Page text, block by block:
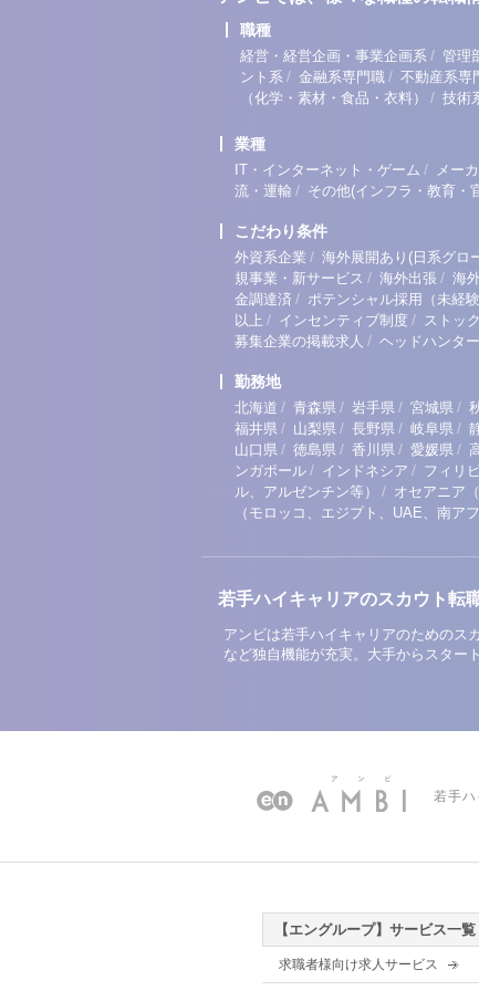
職種
経営・経営企画・事業企画系 / 管理
ント系 / 金融系専門職 / 不動産系専
（化学・素材・食品・衣料）
/ 技術
業種
IT・インターネット・ゲーム / メー
流・運輸 / その他(インフラ・教育・
こだわり条件
外資系企業 / 海外展開あり(日系グロ
規事業・新サービス / 海外出張 / 海
金調達済 / ポテンシャル採用（未経験
以上 / インセンティブ制度 / ストッ
募集企業の掲載求人 / ヘッドハンタ
勤務地
北海道 / 青森県 / 岩手県 / 宮城県 /
福井県 / 山梨県 / 長野県 / 岐阜県 /
山口県 / 徳島県 / 香川県 / 愛媛県 /
ンガポール / インドネシア / フィリ
ル、アルゼンチン等）
/ オセアニア
（モロッコ、エジプト、UAE、南アフ
若手ハイキャリアのスカウト転
アンビは若手ハイキャリアのためのス
など独自機能が充実。大手からスター
若手
【エングループ】サービス一覧
求職者様向け求人サービス